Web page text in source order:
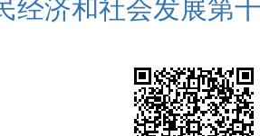
经济和社会发展第